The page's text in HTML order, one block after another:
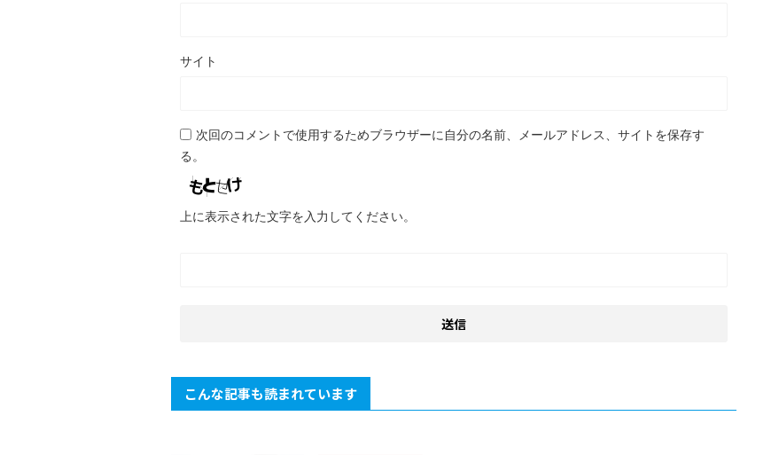
サイト
次回のコメントで使用するためブラウザーに自分の名前、メールアドレス、サイトを保存す
る。
上に表示された文字を入力してください。
こんな記事も読まれています